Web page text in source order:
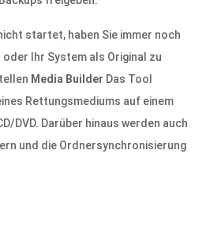
startet, haben Sie immer noch
Ihr System als Original zu
Media Builder Das Tool
Rettungsmediums auf einem
DVD. Darüber hinaus werden auch
und die Ordnersynchronisierung